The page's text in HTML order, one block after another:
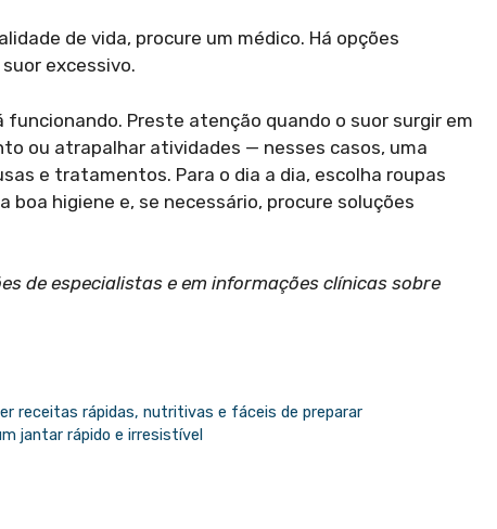
de vida, procure um médico. Há opções
excessivo.
funcionando. Preste atenção quando o suor surgir em
ou atrapalhar atividades — nesses casos, uma
e tratamentos. Para o dia a dia, escolha roupas
higiene e, se necessário, procure soluções
de especialistas e em informações clínicas sobre
receitas rápidas, nutritivas e fáceis de preparar
jantar rápido e irresistível